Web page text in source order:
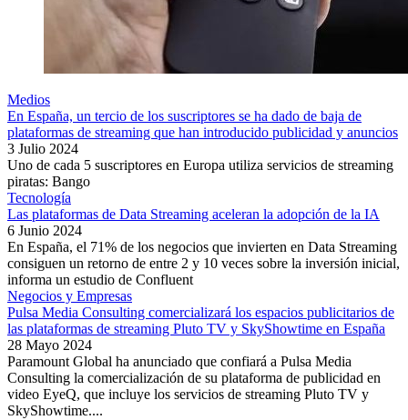
Medios
En España, un tercio de los suscriptores se ha dado de baja de
plataformas de streaming que han introducido publicidad y anuncios
3 Julio 2024
Uno de cada 5 suscriptores en Europa utiliza servicios de streaming
piratas: Bango
Tecnología
Las plataformas de Data Streaming aceleran la adopción de la IA
6 Junio 2024
En España, el 71% de los negocios que invierten en Data Streaming
consiguen un retorno de entre 2 y 10 veces sobre la inversión inicial,
informa un estudio de Confluent
Negocios y Empresas
Pulsa Media Consulting comercializará los espacios publicitarios de
las plataformas de streaming Pluto TV y SkyShowtime en España
28 Mayo 2024
Paramount Global ha anunciado que confiará a Pulsa Media
Consulting la comercialización de su plataforma de publicidad en
video EyeQ, que incluye los servicios de streaming Pluto TV y
SkyShowtime....